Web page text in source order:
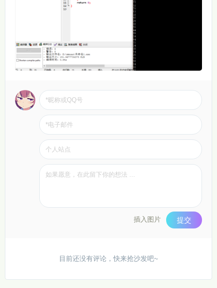
插入图片 提交
目前还没有评论，快来抢沙发吧~